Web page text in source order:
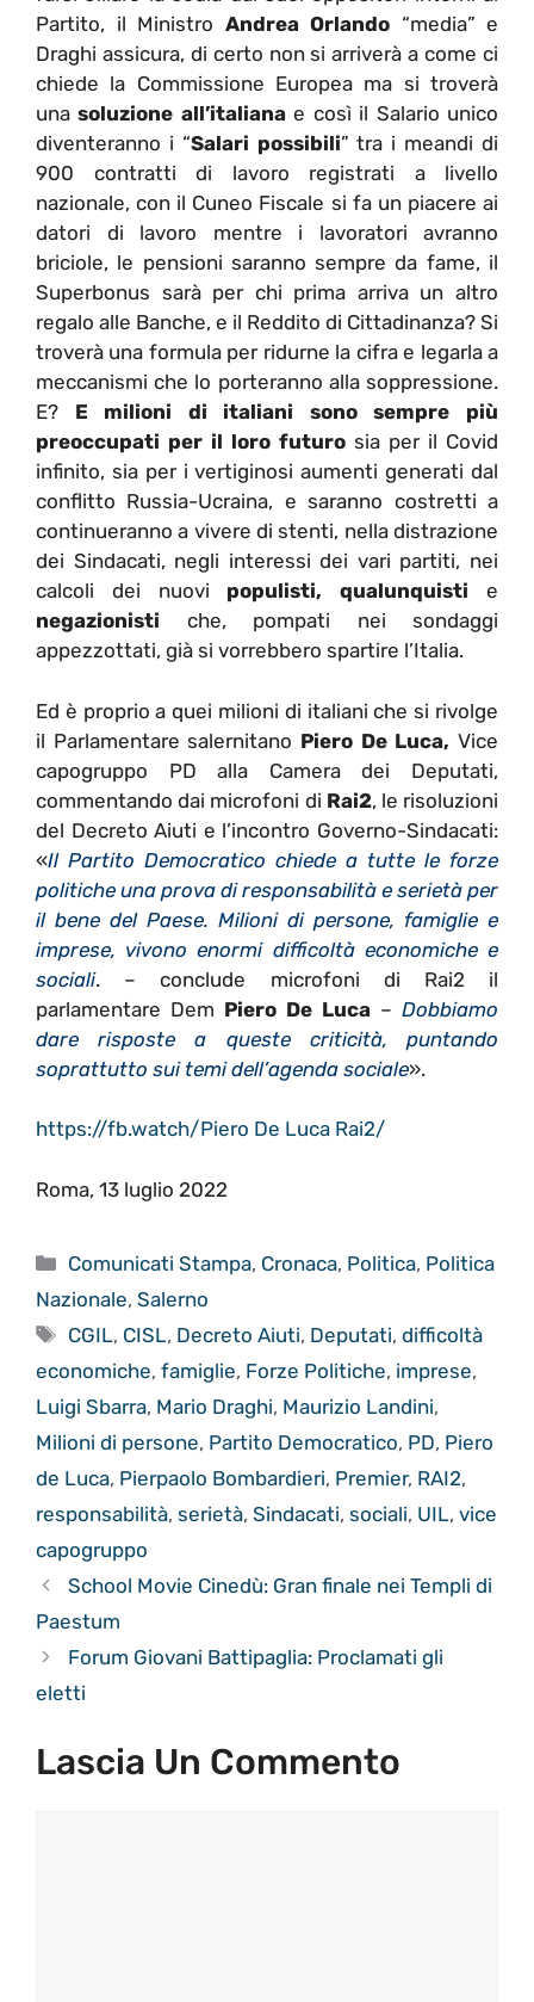
Partito, il Ministro Andrea Orlando “media” e
Draghi assicura, di certo non si arriverà a come ci
chiede la Commissione Europea ma si troverà
unasoluzione all’italianae così il Salario unico
diventeranno i “Salari possibili” tra i meandi di
900 contratti di lavoro registrati a livello
nazionale, con il Cuneo Fiscale si fa un piacere ai
datori di lavoro mentre i lavoratori avranno
briciole, le pensioni saranno sempre da fame, il
Superbonus sarà per chi prima arriva un altro
regalo alle Banche, e il Reddito di Cittadinanza? Si
troverà una formula per ridurne la cifra e legarla a
meccanismi che lo porteranno alla soppressione.
E? E milioni di italiani sono sempre più
preoccupati per il loro futuro sia per il Covid
infinito, sia per i vertiginosi aumenti generati dal
conflitto Russia-Ucraina, e saranno costretti a
continueranno a vivere di stenti, nella distrazione
dei Sindacati, negli interessi dei vari partiti, nei
calcoli dei nuovi populisti, qualunquisti e
negazionisti che, pompati nei sondaggi
appezzottati, già si vorrebbero spartire l’Italia.
Ed è proprio a quei milioni di italiani che si rivolge
il Parlamentare salernitano Piero De Luca, Vice
capogruppo PD alla Camera dei Deputati,
commentando dai microfoni di Rai2, le risoluzioni
del Decreto Aiuti e l’incontro Governo-Sindacati:
«Il Partito Democratico chiede a tutte le forze
politiche una prova di responsabilità e serietà per
il bene del Paese. Milioni di persone, famiglie e
imprese, vivono enormi difficoltà economiche e
sociali. – conclude microfoni di Rai2 il
parlamentare Dem Piero De Luca – Dobbiamo
dare risposte a queste criticità, puntando
soprattutto sui temi dell’agenda sociale».
https://fb.watch/Piero De Luca Rai2/
Roma, 13 luglio 2022
Categorie
Comunicati Stampa, Cronaca, Politica, Politica
Nazionale, Salerno
Tag
CGIL, CISL, Decreto Aiuti, Deputati,difficoltà
economiche, famiglie, Forze Politiche, imprese,
Luigi Sbarra, Mario Draghi, Maurizio Landini,
Milioni di persone, Partito Democratico, PD, Piero
de Luca, Pierpaolo Bombardieri, Premier, RAI2,
responsabilità, serietà, Sindacati, sociali, UIL, vice
capogruppo
School Movie Cinedù: Gran finale nei Templi di
Paestum
Forum Giovani Battipaglia: Proclamati gli
eletti
Lascia Un Commento